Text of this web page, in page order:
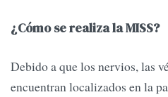
¿Cómo se realiza la MISS?
Debido a que los nervios, las
encuentran localizados en la